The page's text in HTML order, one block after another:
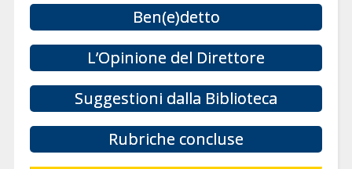
Ben(e)detto
L’Opinione del Direttore
Suggestioni dalla Biblioteca
Rubriche concluse